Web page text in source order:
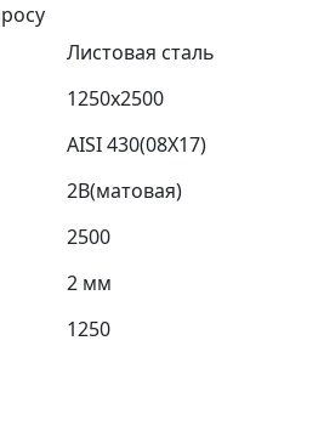
Листовая сталь
1250х2500
AISI 430(08Х17)
2В(матовая)
2500
2 мм
1250